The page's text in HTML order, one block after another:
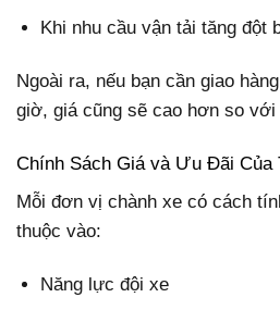
Khi nhu cầu vận tải tăng đột
Ngoài ra, nếu bạn cần giao
giờ, giá cũng sẽ cao hơn so
Chính Sách Giá và Ưu Đãi Của
Mỗi đơn vị chành xe có cách
thuộc vào:
Năng lực đội xe